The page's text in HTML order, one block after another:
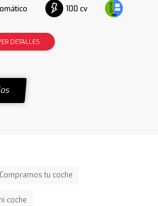
100 cv
DETALLES
Compramos tu coche
coche